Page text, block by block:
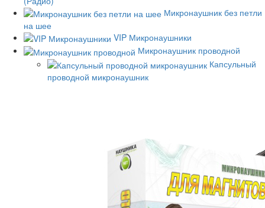
Микронаушник без петли
на шее
VIP Микронаушники
Микронаушник проводной
Капсульный
проводной микронаушник